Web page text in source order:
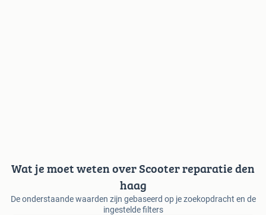
Wat je moet weten over Scooter reparatie den
haag
De onderstaande waarden zijn gebaseerd op je zoekopdracht en de
ingestelde filters